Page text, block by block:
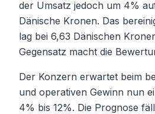
der Umsatz jedoch um 4%
Dänische Kronen. Das
lag bei 6,63 Dänischen
Gegensatz macht die
Der Konzern erwartet beim
und operativen Gewinn nun
4% bis 12%. Die Prognose